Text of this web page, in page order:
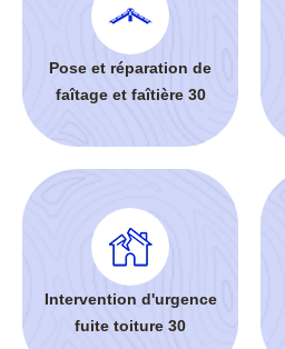
Pose et réparation de
faîtage et faîtière 30
Intervention d'urgence
fuite toiture 30